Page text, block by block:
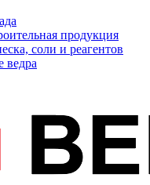
продукция
соли и реагентов
ведра